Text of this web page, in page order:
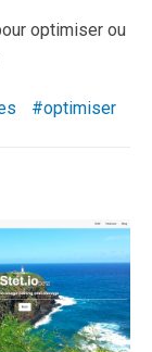
optimiser ou
optimiser